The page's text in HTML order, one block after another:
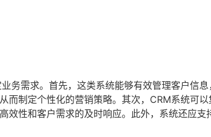
务需求。首先，这类系统能够有效管理客户信
而制定个性化的营销策略。其次，CRM系统可
效性和客户需求的及时响应。此外，系统还应支